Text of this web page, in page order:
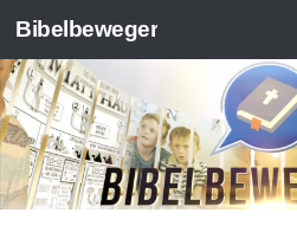
Zum Inhalt springen
Bibelbeweger